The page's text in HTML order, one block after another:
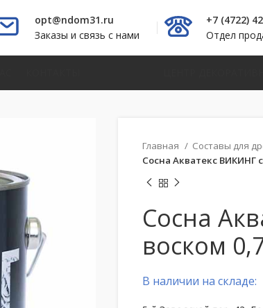
opt@ndom31.ru
Заказы и связь с нами
+7 (4722)
Отдел
Главная Составы для
Сосна Акватекс ВИКИНГ
Сосна
воском
В наличии на складе: